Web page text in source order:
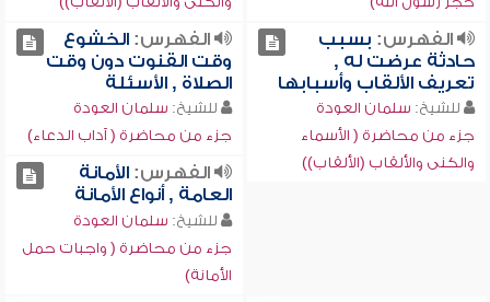
الفهرس: بسبب
حادثة عرضت له ,
تعريف الألقاب وأسبابها
للشيخ: سلمان العودة
جزء من محاضرة ( الأسماء
والكنى والألقاب (الألقاب))
الفهرس:الخشوع
وقت القنوت دون وقت
الصلاة , الأسئلة
للشيخ: سلمان العودة
جزء من محاضرة ( آداب الدعاء)
الفهرس:الأمانة
العامة , أنواع الأمانة
للشيخ: سلمان العودة
جزء من محاضرة ( واجبات حمل
الأمانة)